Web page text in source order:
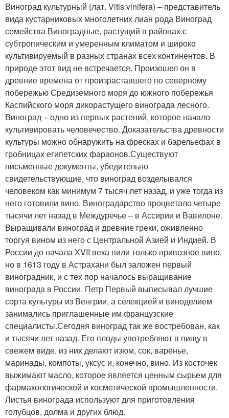
Виноград культурный (лат. Vitis vinifera) – представитель
вида кустарниковых многолетних лиан рода Виноград
семейства Виноградные, растущий в районах с
субтропическим и умеренным климатом и широко
культивируемый в разных странах всех континентов. В
природе этот вид не встречается. Произошел он в
древние времена от произраставшего по северному
побережью Средиземного моря до южного побережья
Каспийского моря дикорастущего винограда лесного.
Виноград – одно из первых растений, которое начало
культивировать человечество. Доказательства древности
культуры можно обнаружить на фресках и барельефах в
гробницах египетских фараонов.Существуют
письменные документы, убедительно
свидетельствующие, что виноград возделывался
человеком как минимум 7 тысяч лет назад, и уже тогда из
него готовили вино. Виноградарство процветало четыре
тысячи лет назад в Междуречье – в Ассирии и Вавилоне.
Выращивали виноград и древние греки, оживленно
торгуя вином из него с Центральной Азией и Индией. В
России до начала XVII века пили только привозное вино,
но в 1613 году в Астрахани был заложен первый
виноградник, и с тех пор началось выращивание
винограда в России. Петр Первый выписывал лучшие
сорта культуры из Венгрии, а селекцией и виноделием
занимались приглашенные им французские
специалисты.Сегодня виноград так же востребован, как
и тысячи лет назад. Его плоды употребляют в пищу в
свежем виде, из них делают изюм, сок, варенье,
маринады, компоты, уксус и, конечно, вино. Из косточек
выжимают масло, которое является ценным сырьем для
фармакологической и косметической промышленности.
Листья винограда используют для приготовления
голубцов, долма и других блюд.